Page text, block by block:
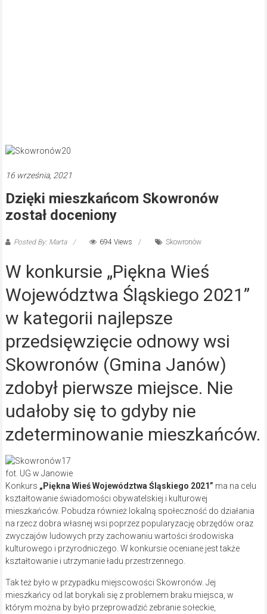
16 września, 2021
Dzięki mieszkańcom Skowronów
został doceniony
Posted By: Marta 694 Views Skowronów
W konkursie „Piękna Wieś
Województwa Śląskiego 2021”
w kategorii najlepsze
przedsięwzięcie odnowy wsi
Skowronów (Gmina Janów)
zdobył pierwsze miejsce. Nie
udałoby się to gdyby nie
zdeterminowanie mieszkańców.
fot. UG w Janowie
Konkurs „Piękna Wieś Województwa Śląskiego 2021” ma na celu
kształtowanie świadomości obywatelskiej i kulturowej
mieszkańców. Pobudza również lokalną społeczność do działania
na rzecz dobra własnej wsi poprzez popularyzację obrzędów oraz
zwyczajów ludowych przy zachowaniu wartości środowiska
kulturowego i przyrodniczego. W konkursie oceniane jest także
kształtowanie i utrzymanie ładu przestrzennego.
Tak też było w przypadku miejscowości Skowronów. Jej
mieszkańcy od lat borykali się z problemem braku miejsca, w
którym można by było przeprowadzić zebranie sołeckie,